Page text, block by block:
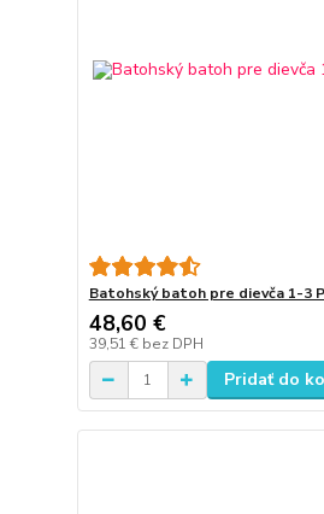
Batohský batoh pre dievča 1-3
48,60 €
39,51 € bez DPH
Pridať do